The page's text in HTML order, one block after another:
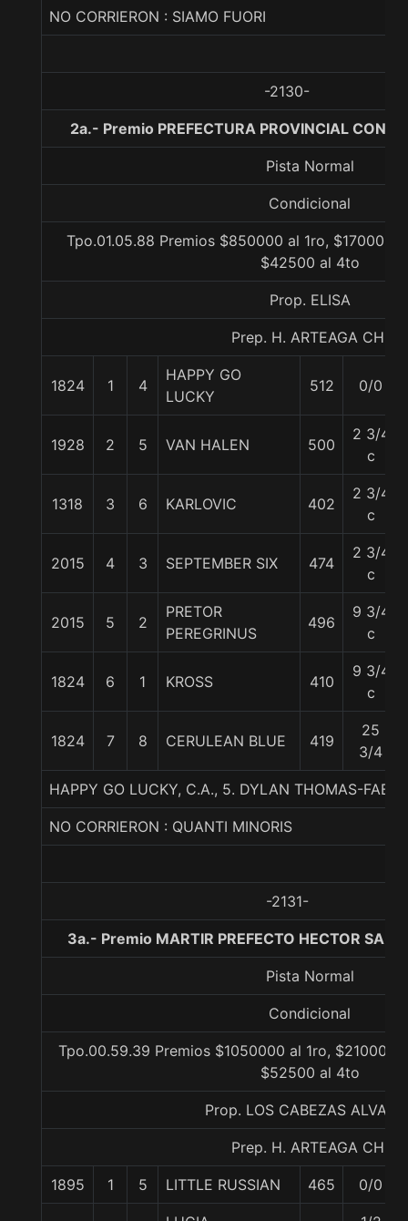
NO CORRIERON : SIAMO FUORI
-2130-
2a.- Premio PREFECTURA PROVINCIAL
Pista Normal
Condicional
Tpo.01.05.88 Premios $850000 al 1ro, $170000
$42500 al 4to
Prop. ELISA
Prep. H. ARTEAGA CH.
1824 1 4
HAPPY GO
LUCKY
512 0/0
1928 2 5 VAN HALEN 500
2 3/4
c
1318 3 6 KARLOVIC 402
2 3/4
c
2015 4 3 SEPTEMBER SIX 474
2 3/4
c
2015 5 2
PRETOR
PEREGRINUS
496
9 3/4
c
1824 6 1 KROSS 410
9 3/4
c
1824 7 8 CERULEAN BLUE 419
25
3/4
HAPPY GO LUCKY, C.A., 5. DYLAN THOMAS-
NO CORRIERON : QUANTI MINORIS
-2131-
3a.- Premio MARTIR PREFECTO HECTOR
Pista Normal
Condicional
Tpo.00.59.39 Premios $1050000 al 1ro, $210000
$52500 al 4to
Prop. LOS CABEZAS
Prep. H. ARTEAGA CH.
1895 1 5 LITTLE RUSSIAN 465 0/0